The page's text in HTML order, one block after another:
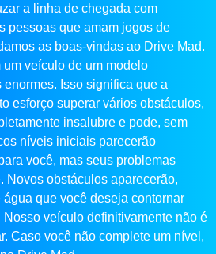
a linha de chegada com
pessoas que amam jogos de
as boas-vindas ao Drive Mad.
veículo de um modelo
Isso significa que a
esforço superar vários obstáculos,
insalubre e pode, sem
níveis iniciais parecerão
você, mas seus problemas
Novos obstáculos aparecerão,
que você deseja contornar
veículo definitivamente não é
Caso você não complete um nível,